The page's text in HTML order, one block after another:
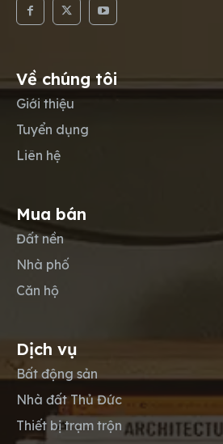
Về chúng tôi
Giới thiệu
Tuyển dụng
Liên hệ
Mua bán
Đất nền
Nhà phố
Căn hộ
Dịch vụ
Bất động sản
Nhà đất Thủ Đức
Thiết bị trạm trộn